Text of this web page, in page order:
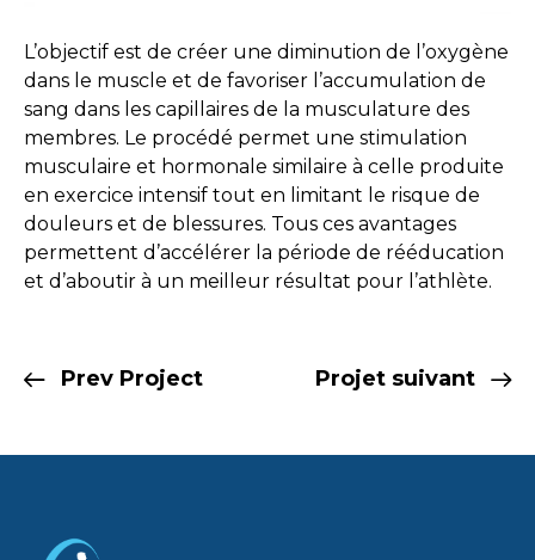
L’objectif est de créer une diminution de l’oxygène
dans le muscle et de favoriser l’accumulation de
sang dans les capillaires de la musculature des
membres. Le procédé permet une stimulation
musculaire et hormonale similaire à celle produite
en exercice intensif tout en limitant le risque de
douleurs et de blessures. Tous ces avantages
permettent d’accélérer la période de rééducation
et d’aboutir à un meilleur résultat pour l’athlète.
Prev Project Projet suivant